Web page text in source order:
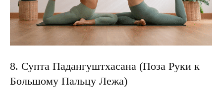
8. Супта Падангуштхасана (Поза Руки к
Большому Пальцу Лежа)